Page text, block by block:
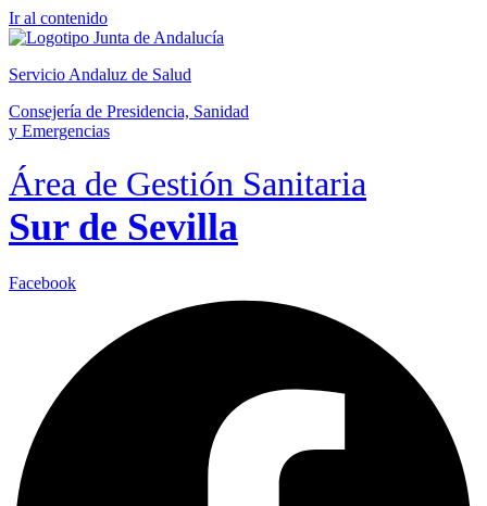
Ir al contenido
Servicio Andaluz de Salud
Consejería de Presidencia, Sanidad
y Emergencias
Área de Gestión Sanitaria
Sur de Sevilla
Facebook